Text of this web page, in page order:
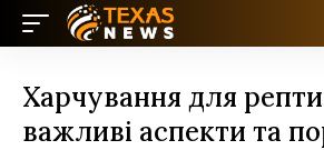
Харчування для
важливі аспекти та